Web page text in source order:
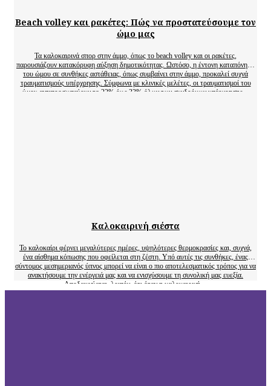
Beach volley και ρακέτες: Πώς να προστατεύσουμε τον
ώμο μας
Τα καλοκαιρινά σπορ στην άμμο, όπως το beach volley και οι ρακέτες,
παρουσιάζουν κατακόρυφη αύξηση δημοτικότητας. Ωστόσο, η έντονη καταπόνηση
του ώμου σε συνθήκες αστάθειας, όπως συμβαίνει στην άμμο, προκαλεί συχνά
τραυματισμούς υπέρχρησης. Σύμφωνα με κλινικές μελέτες, οι τραυματισμοί του
ώμου αντιπροσωπεύουν το 22% έως 33% όλων των συνδρόμων υπέρχρησης…
Καλοκαιρινή σιέστα
Το καλοκαίρι φέρνει μεγαλύτερες ημέρες, υψηλότερες θερμοκρασίες και, συχνά,
ένα αίσθημα κόπωσης που οφείλεται στη ζέστη. Υπό αυτές τις συνθήκες, ένας
σύντομος μεσημεριανός ύπνος μπορεί να είναι ο πιο αποτελεσματικός τρόπος για να
ανακτήσουμε την ενέργειά μας και να ενισχύσουμε τη συνολική μας ευεξία.
Αποδεικνύεται, λοιπόν, ότι όταν η καλοκαιρινή…